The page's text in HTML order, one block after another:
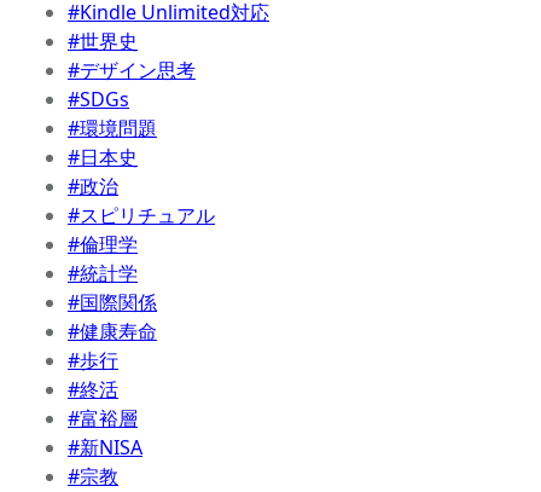
#Kindle Unlimited対応
#世界史
#デザイン思考
#SDGs
#環境問題
#日本史
#政治
#スピリチュアル
#倫理学
#統計学
#国際関係
#健康寿命
#歩行
#終活
#富裕層
#新NISA
#宗教